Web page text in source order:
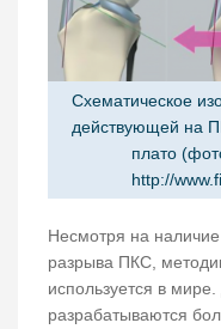
Схематическое
действующей на
плато
http://
Несмотря на
разрыва ПКС,
используется в
разрабатываются